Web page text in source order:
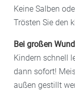
Keine Salben
Trösten Sie den
Bei großen
Kindern schnell
dann sofort!
außen gestillt